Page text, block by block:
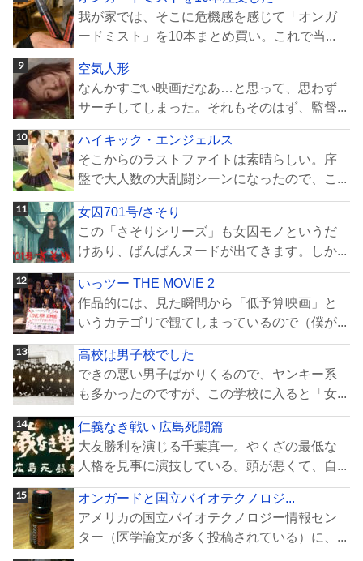
我が家では、そこに危機感を感じて「オンガ
ードミスト」を10本まとめ買い。これで当...
空気人形
なんかすごい映画だなあ…と思って、思わず
サーチしてしまった。それもそのはず、監督...
ハイキック・エンジェルス
そこからのラストファイトは素晴らしい。序
盤で大人数の大乱闘シーンになったので、こ...
女囚701号/さそり
この「さそりシリーズ」も女囚モノというだ
けあり、ばんばんヌードが出てきます。しか...
いっツー THE MOVIE 2
作品的には、見た瞬間から「低予算映画」と
いうカテゴリで観てしまっているので（僕が...
高校は男子校でした
できの悪い男子ばかりくるので、ヤンキー系
も多かったのですが、この学校に入ると「女...
仁義なき戦い 広島死闘篇
大友勝利を演じる千葉真一。やくざの最低な
人格を見事に演技している。頭が悪くて、自...
オンガードと国立バイオテクノロジ...
アメリカの国立バイオテクノロジー情報セン
ター（医学論文が多く投稿されている）に、...